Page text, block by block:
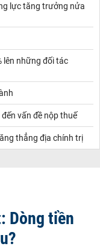
lực tăng trưởng nửa
lên những đối tác
vấn đề nộp thuế
thẳng địa chính trị
Dòng tiền